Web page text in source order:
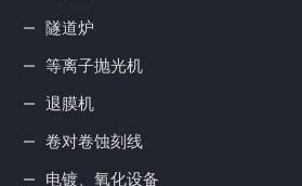
隧道炉
等离子抛光机
退膜机
卷对卷蚀刻线
电镀、氧化设备